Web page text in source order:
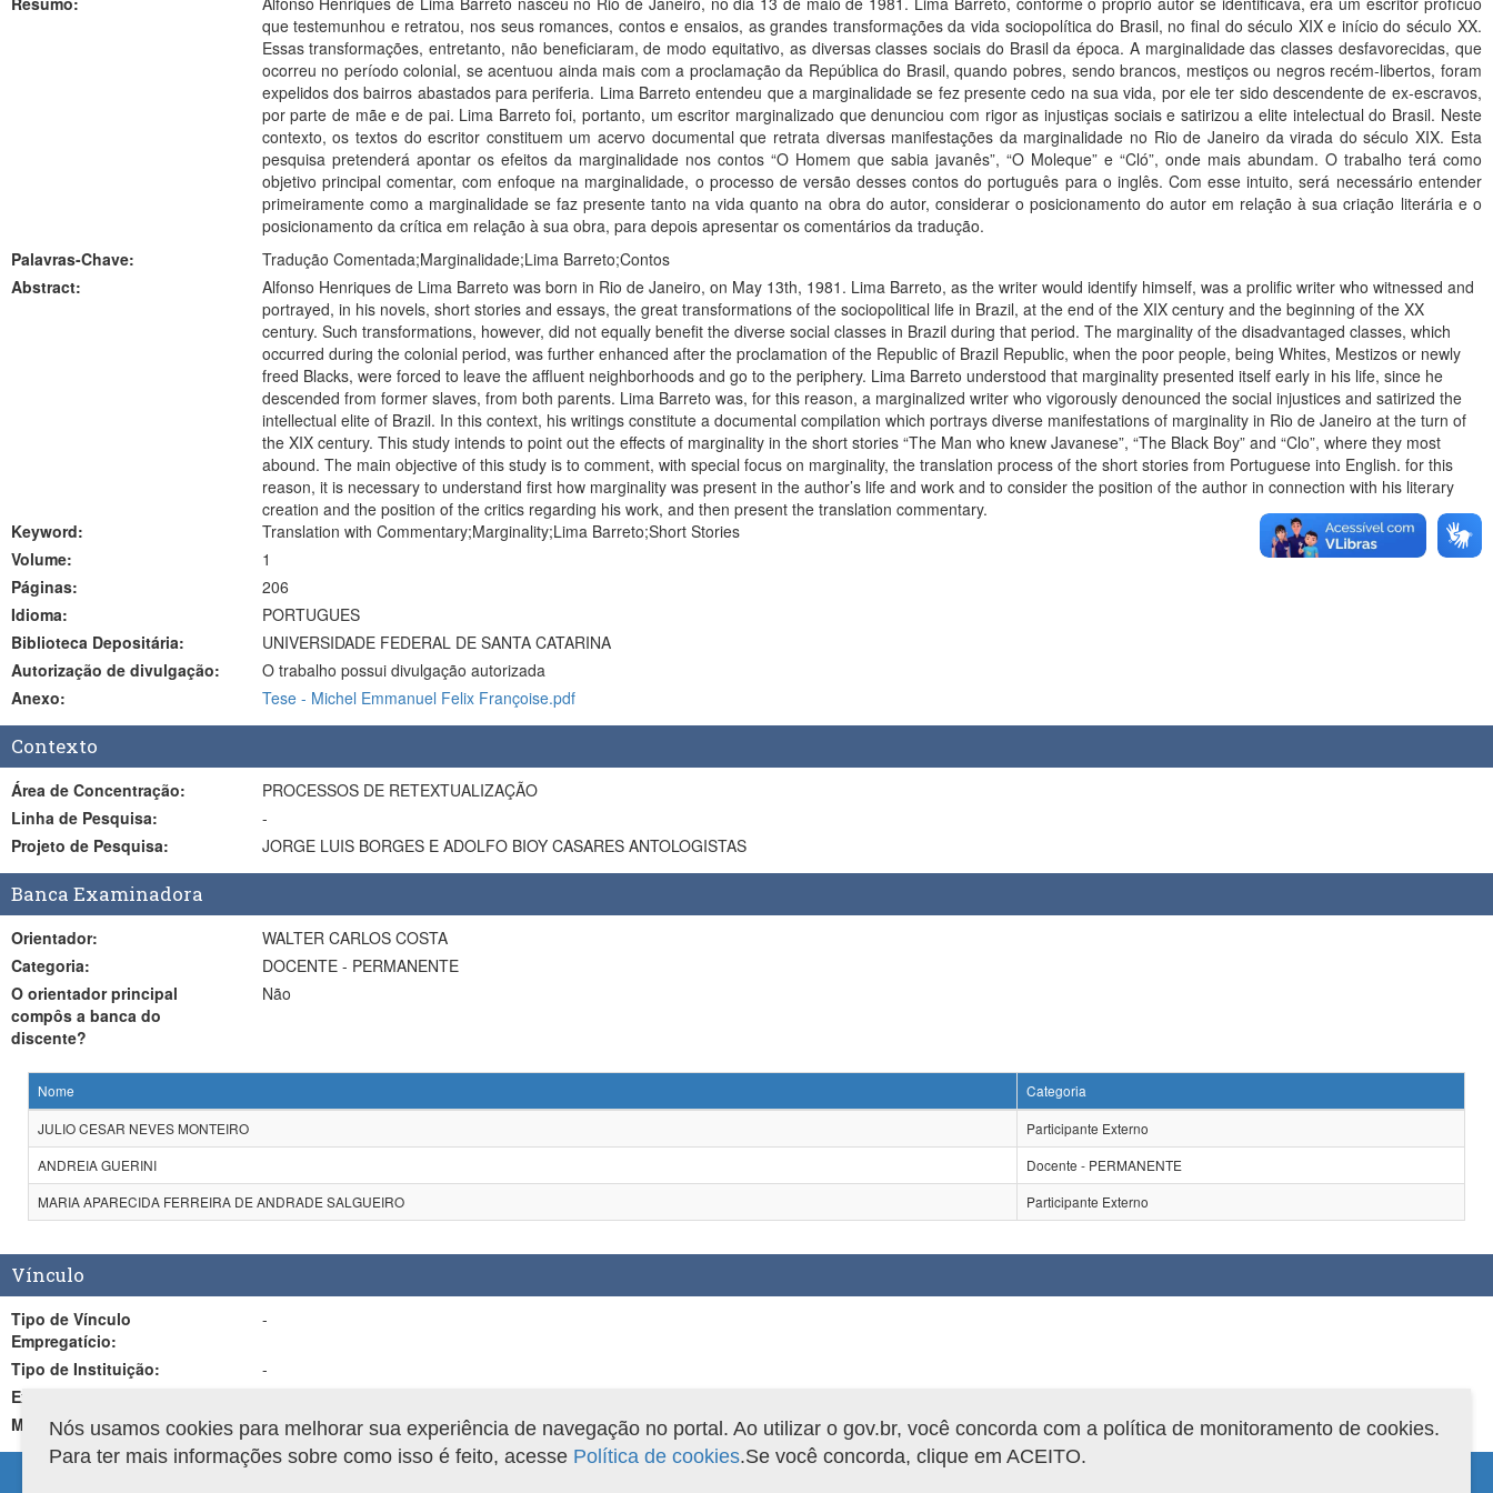
que testemunhou e retratou, nos seus romances, contos e ensaios, as grandes transformações da vida sociopolítica do Brasil, no final do século XIX e início do século XX.
Essas transformações, entretanto, não beneficiaram, de modo equitativo, as diversas classes sociais do Brasil da época. A marginalidade das classes desfavorecidas, que
ocorreu no período colonial, se acentuou ainda mais com a proclamação da República do Brasil, quando pobres, sendo brancos, mestiços ou negros recém-libertos, foram
expelidos dos bairros abastados para periferia. Lima Barreto entendeu que a marginalidade se fez presente cedo na sua vida, por ele ter sido descendente de ex-escravos,
por parte de mãe e de pai. Lima Barreto foi, portanto, um escritor marginalizado que denunciou com rigor as injustiças sociais e satirizou a elite intelectual do Brasil. Neste
contexto, os textos do escritor constituem um acervo documental que retrata diversas manifestações da marginalidade no Rio de Janeiro da virada do século XIX. Esta
pesquisa pretenderá apontar os efeitos da marginalidade nos contos “O Homem que sabia javanês”, “O Moleque” e “Cló”, onde mais abundam. O trabalho terá como
objetivo principal comentar, com enfoque na marginalidade, o processo de versão desses contos do português para o inglês. Com esse intuito, será necessário entender
primeiramente como a marginalidade se faz presente tanto na vida quanto na obra do autor, considerar o posicionamento do autor em relação à sua criação literária e o
posicionamento da crítica em relação à sua obra, para depois apresentar os comentários da tradução.
Palavras-Chave:
Tradução Comentada;Marginalidade;Lima Barreto;Contos
Abstract:
Alfonso Henriques de Lima Barreto was born in Rio de Janeiro, on May 13th, 1981. Lima Barreto, as the writer would identify himself, was a prolific writer who witnessed and
portrayed, in his novels, short stories and essays, the great transformations of the sociopolitical life in Brazil, at the end of the XIX century and the beginning of the XX
century. Such transformations, however, did not equally benefit the diverse social classes in Brazil during that period. The marginality of the disadvantaged classes, which
occurred during the colonial period, was further enhanced after the proclamation of the Republic of Brazil Republic, when the poor people, being Whites, Mestizos or newly
freed Blacks, were forced to leave the affluent neighborhoods and go to the periphery. Lima Barreto understood that marginality presented itself early in his life, since he
descended from former slaves, from both parents. Lima Barreto was, for this reason, a marginalized writer who vigorously denounced the social injustices and satirized the
intellectual elite of Brazil. In this context, his writings constitute a documental compilation which portrays diverse manifestations of marginality in Rio de Janeiro at the turn of
the XIX century. This study intends to point out the effects of marginality in the short stories “The Man who knew Javanese”, “The Black Boy” and “Clo”, where they most
abound. The main objective of this study is to comment, with special focus on marginality, the translation process of the short stories from Portuguese into English. for this
reason, it is necessary to understand first how marginality was present in the author’s life and work and to consider the position of the author in connection with his literary
creation and the position of the critics regarding his work, and then present the translation commentary.
Keyword:
Translation with Commentary;Marginality;Lima Barreto;Short Stories
Volume:
1
Páginas:
206
Idioma:
PORTUGUES
Biblioteca Depositária:
UNIVERSIDADE FEDERAL DE SANTA CATARINA
Autorização de divulgação:
O trabalho possui divulgação autorizada
Anexo:
Tese - Michel Emmanuel Felix Françoise.pdf
Contexto
Área de Concentração:
PROCESSOS DE RETEXTUALIZAÇÃO
Linha de Pesquisa:
-
Projeto de Pesquisa:
JORGE LUIS BORGES E ADOLFO BIOY CASARES ANTOLOGISTAS
Banca Examinadora
Orientador:
WALTER CARLOS COSTA
Categoria:
DOCENTE - PERMANENTE
O orientador principal
compôs a banca do
discente?
Não
Nome
Categoria
JULIO CESAR NEVES MONTEIRO
Participante Externo
ANDREIA GUERINI
Docente - PERMANENTE
MARIA APARECIDA FERREIRA DE ANDRADE SALGUEIRO
Participante Externo
Vínculo
Tipo de Vínculo
Empregatício:
-
Tipo de Instituição:
-
Mesma Área de Atuação:
Não
Nós usamos cookies para melhorar sua experiência de navegação no portal. Ao utilizar o gov.br, você concorda com a política de monitoramento de cookies.
Para ter mais informações sobre como isso é feito, acesse Política de cookies.Se você concorda, clique em ACEITO.